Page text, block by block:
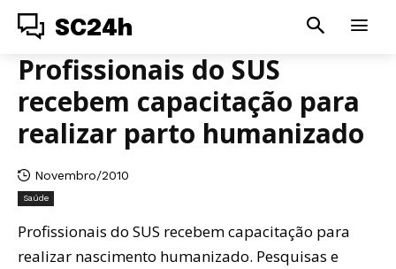
SC24h
Profissionais do SUS
recebem capacitação para
realizar parto humanizado
Novembro/2010
Saúde
Profissionais do SUS recebem capacitação para
realizar nascimento humanizado. Pesquisas e